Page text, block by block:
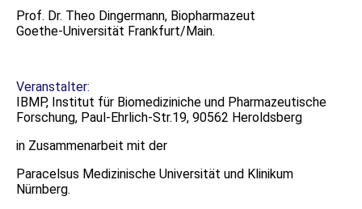
Prof. Dr. Theo Dingermann, Biopharmazeut
Goethe-Universität Frankfurt/Main.
Veranstalter:
IBMP, Institut für Biomediziniche und Pharmazeutische
Forschung, Paul-Ehrlich-Str.19, 90562 Heroldsberg
in Zusammenarbeit mit der
Paracelsus Medizinische Universität und Klinikum
Nürnberg.